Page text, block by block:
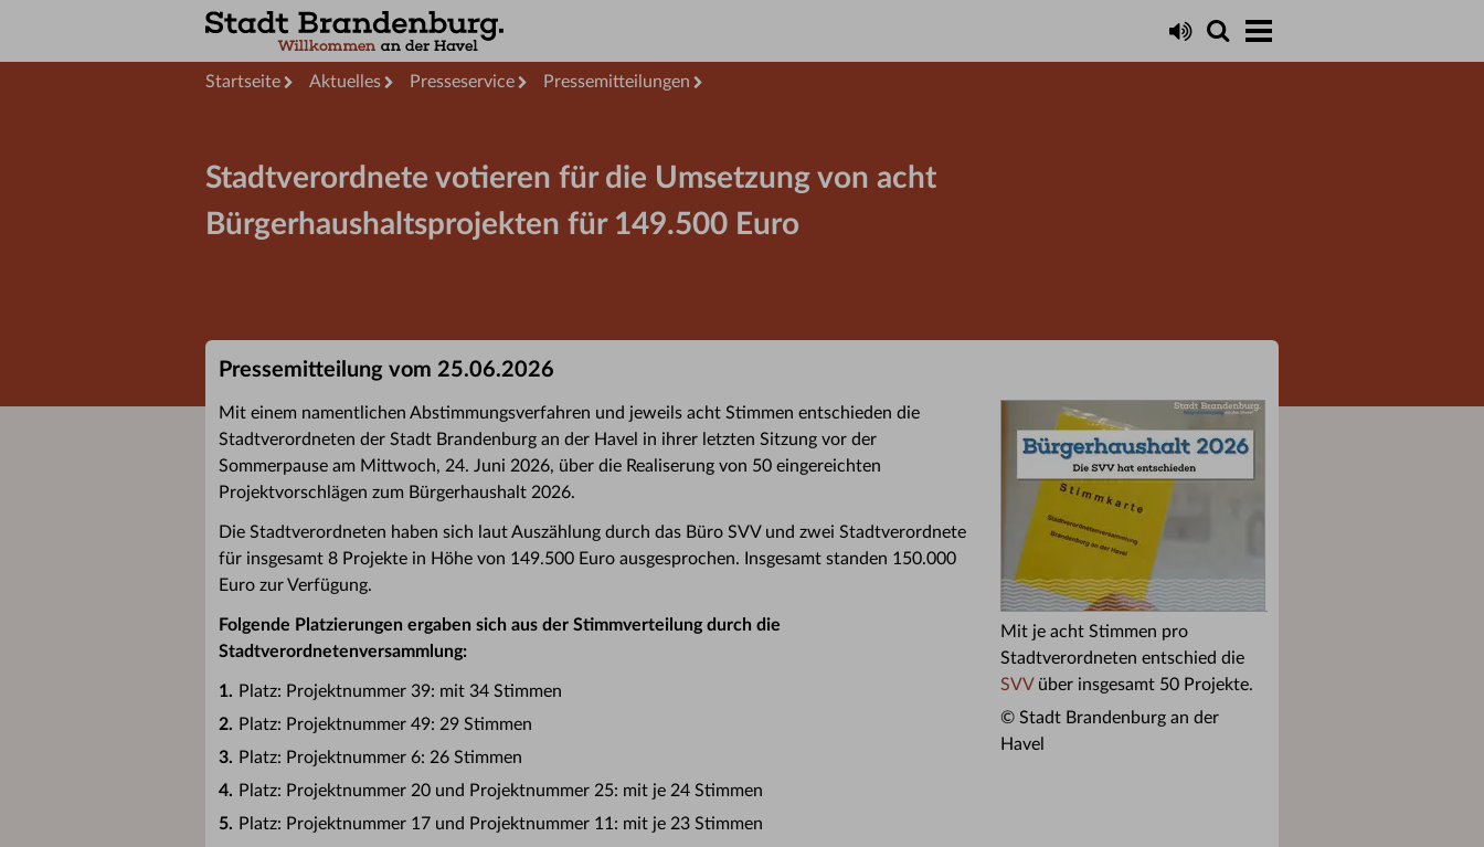
Startseite Aktuelles Presseservice Pressemitteilungen
Stadtverordnete votieren für die Umsetzung von acht
Bürgerhaushaltsprojekten für 149.500 Euro
Pressemitteilung vom 25.06.2026
Mit je acht Stimmen pro
Stadtverordneten entschied die
SVVüber insgesamt 50 Projekte.
© Stadt Brandenburg an der
Havel
Mit einem namentlichen Abstimmungsverfahren und jeweils acht Stimmen entschieden die
Stadtverordneten der Stadt Brandenburg an der Havel in ihrer letzten Sitzung vor der
Sommerpause am Mittwoch, 24. Juni 2026, über die Realiserung von 50 eingereichten
Projektvorschlägen zum Bürgerhaushalt 2026.
Die Stadtverordneten haben sich laut Auszählung durch das Büro SVV und zwei Stadtverordnete
für insgesamt 8 Projekte in Höhe von 149.500 Euro ausgesprochen. Insgesamt standen 150.000
Euro zur Verfügung.
Folgende Platzierungen ergaben sich aus der Stimmverteilung durch die
Stadtverordnetenversammlung:
Platz: Projektnummer 39: mit 34 Stimmen
Platz: Projektnummer 49: 29 Stimmen
Platz: Projektnummer 6: 26 Stimmen
Platz: Projektnummer 20 und Projektnummer 25: mit je 24 Stimmen
Platz: Projektnummer 17 und Projektnummer 11: mit je 23 Stimmen